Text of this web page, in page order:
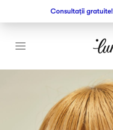
Consultații gratuite!